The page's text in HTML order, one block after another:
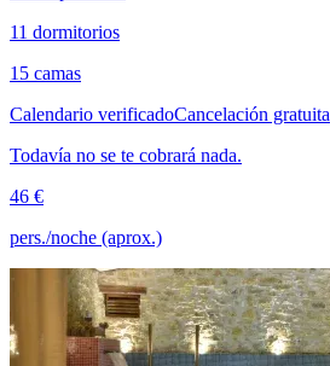
11 dormitorios
15 camas
Calendario verificadoCancelación gratuita
Todavía no se te cobrará nada.
46 €
pers./noche (aprox.)